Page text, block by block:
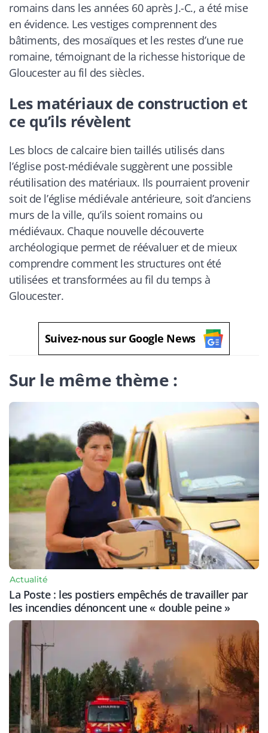
romains dans les années 60 après J.-C., a été mise
en évidence. Les vestiges comprennent des
bâtiments, des mosaïques et les restes d’une rue
romaine, témoignant de la richesse historique de
Gloucester au fil des siècles.
Les matériaux de construction et
ce qu’ils révèlent
Les blocs de calcaire bien taillés utilisés dans
l’église post-médiévale suggèrent une possible
réutilisation des matériaux. Ils pourraient provenir
soit de l’église médiévale antérieure, soit d’anciens
murs de la ville, qu’ils soient romains ou
médiévaux. Chaque nouvelle découverte
archéologique permet de réévaluer et de mieux
comprendre comment les structures ont été
utilisées et transformées au fil du temps à
Gloucester.
Suivez-nous sur Google News
Sur le même thème :
Actualité
La Poste : les postiers empêchés de travailler par
les incendies dénoncent une « double peine »